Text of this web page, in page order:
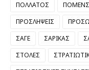
ΠΟΛΛΑΤΟΣ
ΠΟΜΕΝΣ
ΠΡΟΣΛΗΨΕΙΣ
ΣΑΓΕ
ΣΑΡΙΚΑΣ
ΣΤΟΛΕΣ